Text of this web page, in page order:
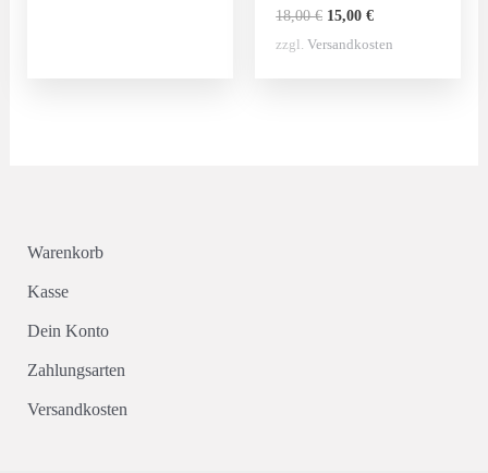
18,00€ Ursprünglicher
war:
15,00€Aktueller
ist:
zzgl.Versandkosten
Warenkorb
Kasse
Dein Konto
Zahlungsarten
Versandkosten